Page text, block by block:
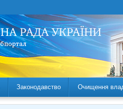
Законодавство Очищення